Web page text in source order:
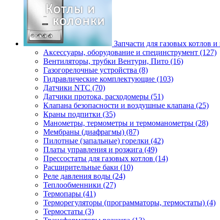
Запчасти для газовых котлов и
Аксессуары, оборудование и специнструмент (127)
Вентиляторы, трубки Вентури, Пито (16)
Газогорелочные устройства (8)
Гидравлические комплектующие (103)
Датчики NTC (70)
Датчики протока, расходомеры (51)
Клапана безопасности и воздушные клапана (25)
Краны подпитки (35)
Манометры, термометры и термоманометры (28)
Мембраны (диафрагмы) (87)
Пилотные (запальные) горелки (42)
Платы управления и розжига (49)
Прессостаты для газовых котлов (14)
Расширительные баки (10)
Реле давления воды (24)
Теплообменники (27)
Термопары (41)
Терморегуляторы (программаторы, термостаты) (4)
Термостаты (3)